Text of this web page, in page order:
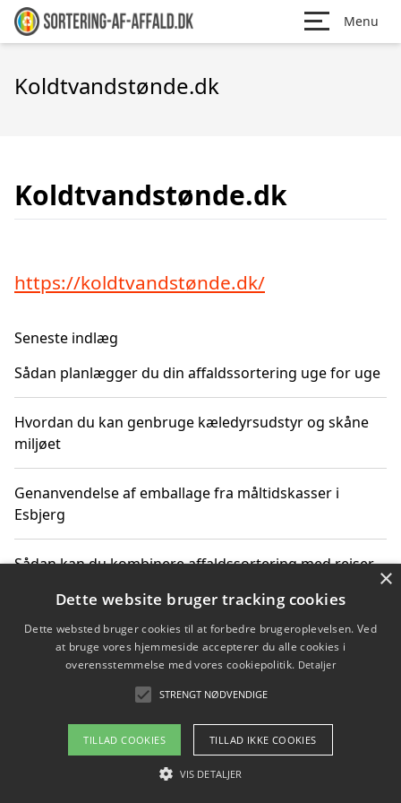
Menu
Koldtvandstønde.dk
Koldtvandstønde.dk
https://koldtvandstønde.dk/
Seneste indlæg
Sådan planlægger du din affaldssortering uge for uge
Hvordan du kan genbruge kæledyrsudstyr og skåne
miljøet
Genanvendelse af emballage fra måltidskasser i
Esbjerg
Sådan kan du kombinere affaldssortering med rejser
Hvordan affaldssortering kan bidrage til co2 reduktion
Om / kontakt
Blog Betingelser
×
Dette website bruger tracking cookies
Dette websted bruger cookies til at forbedre brugeroplevelsen. Ved
at bruge vores hjemmeside accepterer du alle cookies i
overensstemmelse med vores cookiepolitik. Detaljer
STRENGT NØDVENDIGE
TILLAD COOKIES TILLAD IKKE COOKIES
VIS DETALJER